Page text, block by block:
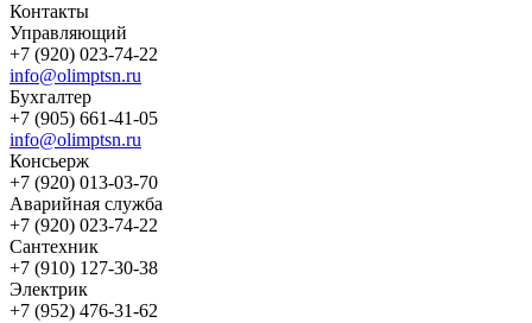
Контакты
Управляющий
+7 (920) 023-74-22
info@olimptsn.ru
Бухгалтер
+7 (905) 661-41-05
info@olimptsn.ru
Консьерж
+7 (920) 013-03-70
Аварийная служба
+7 (920) 023-74-22
Сантехник
+7 (910) 127-30-38
Электрик
+7 (952) 476-31-62